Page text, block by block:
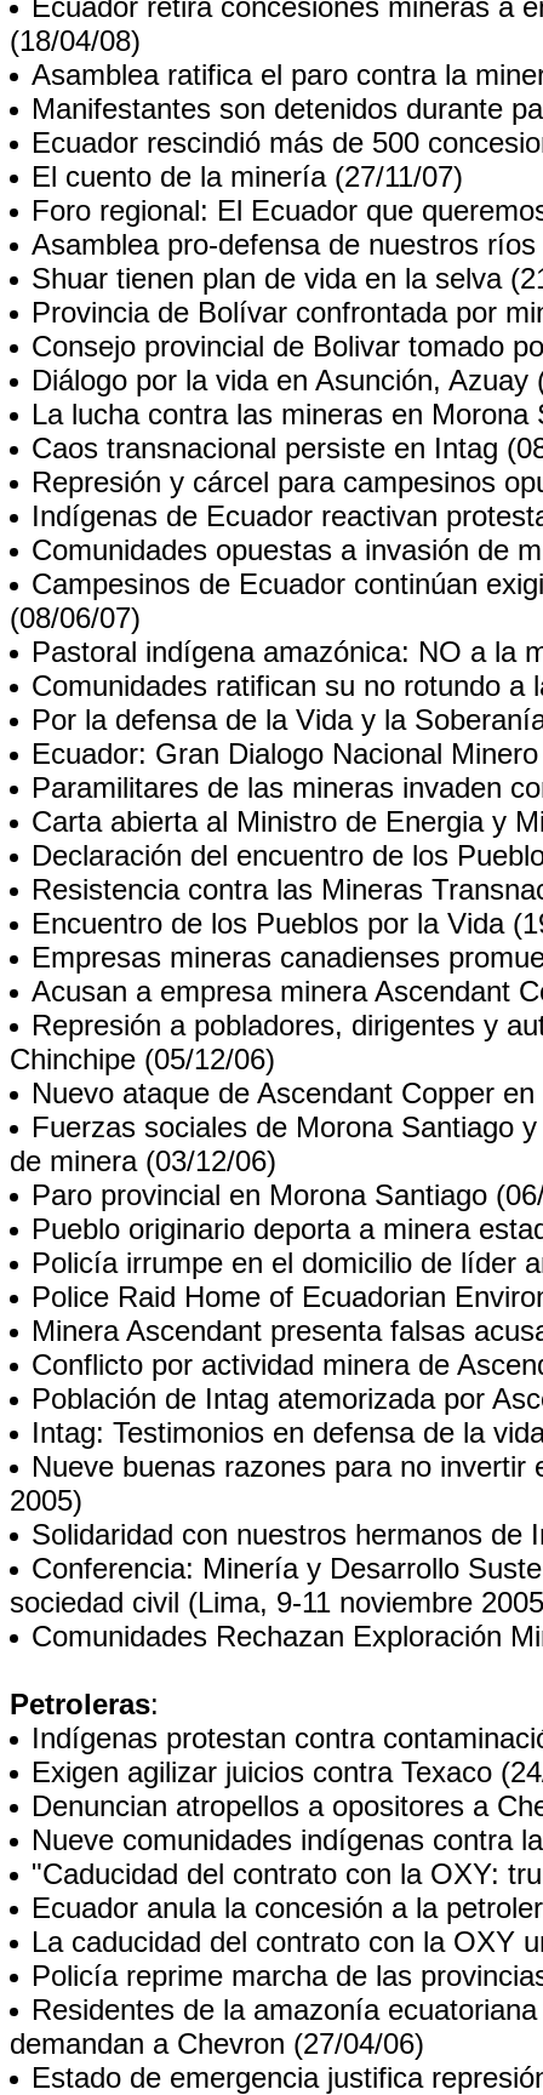
Ecuador retira concesiones mineras a
(18/04/08)
Asamblea ratifica el paro contra la
Manifestantes son detenidos durante
Ecuador rescindió más de 500
El cuento de la minería(27/11/07)
Foro regional: El Ecuador que
Asamblea pro-defensa de nuestros ríos
Shuar tienen plan de vida en la selva
Provincia de Bolívar confrontada por
Consejo provincial de Bolivar tomado
Diálogo por la vida en Asunción, Azuay
La lucha contra las mineras en Morona
Caos transnacional persiste en Intag
Represión y cárcel para campesinos
Indígenas de Ecuador reactivan
Comunidades opuestas a invasión de
Campesinos de Ecuador continúan
(08/06/07)
Pastoral indígena amazónica: NO a la
Comunidades ratifican su no rotundo a
Por la defensa de la Vida y la
Ecuador: Gran Dialogo Nacional Minero
Paramilitares de las mineras invaden
Carta abierta al Ministro de Energia y
Declaración del encuentro de los
Resistencia contra las Mineras
Encuentro de los Pueblos por la Vida
Empresas mineras canadienses
Acusan a empresa minera Ascendant
Represión a pobladores, dirigentes y
Chinchipe (05/12/06)
Nuevo ataque de Ascendant Copper en
Fuerzas sociales de Morona Santiago
de minera(03/12/06)
Paro provincial en Morona Santiago
Pueblo originario deporta a minera
Policía irrumpe en el domicilio de líder
Police Raid Home of Ecuadorian
Minera Ascendant presenta falsas
Conflicto por actividad minera de
Población de Intag atemorizada por
Intag: Testimonios en defensa de la
Nueve buenas razones para no invertir
2005)
Solidaridad con nuestros hermanos de
Conferencia: Minería y Desarrollo
sociedad civil (Lima, 9-11 noviembre
Comunidades Rechazan Exploración
Petroleras:
Indígenas protestan contra
Exigen agilizar juicios contra Texaco
Denuncian atropellos a opositores a
Nueve comunidades indígenas contra
"Caducidad del contrato con la OXY:
Ecuador anula la concesión a la
La caducidad del contrato con la OXY
Policía reprime marcha de las
Residentes de la amazonía
demandan a Chevron (27/04/06)
Estado de emergencia justifica